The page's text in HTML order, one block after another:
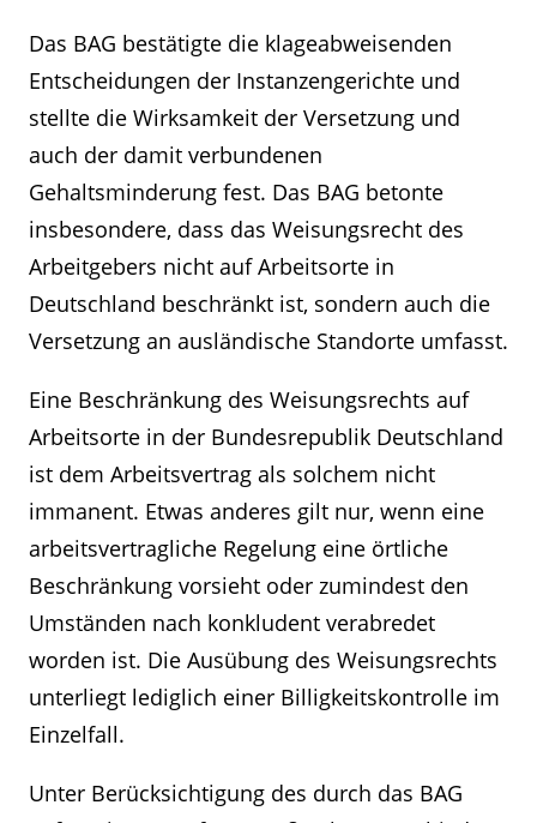
Das BAG bestätigte die klageabweisenden
Entscheidungen der Instanzengerichte und
stellte die Wirksamkeit der Versetzung und
auch der damit verbundenen
Gehaltsminderung fest. Das BAG betonte
insbesondere, dass das Weisungsrecht des
Arbeitgebers nicht auf Arbeitsorte in
Deutschland beschränkt ist, sondern auch die
Versetzung an ausländische Standorte umfasst.
Eine Beschränkung des Weisungsrechts auf
Arbeitsorte in der Bundesrepublik Deutschland
ist dem Arbeitsvertrag als solchem nicht
immanent. Etwas anderes gilt nur, wenn eine
arbeitsvertragliche Regelung eine örtliche
Beschränkung vorsieht oder zumindest den
Umständen nach konkludent verabredet
worden ist. Die Ausübung des Weisungsrechts
unterliegt lediglich einer Billigkeitskontrolle im
Einzelfall.
Unter Berücksichtigung des durch das BAG